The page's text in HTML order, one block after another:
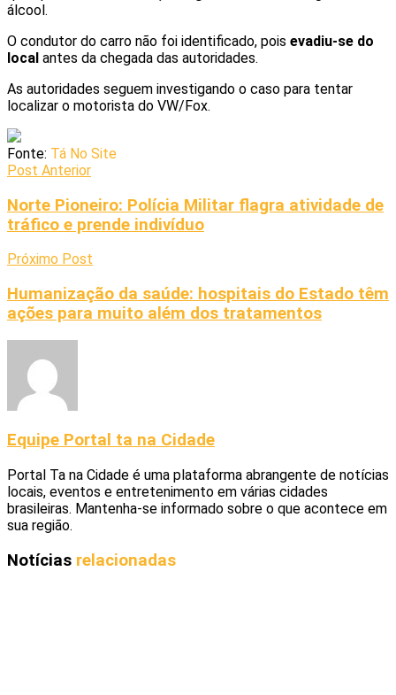
álcool.
O condutor do carro não foi identificado, pois evadiu-se do
local antes da chegada das autoridades.
As autoridades seguem investigando o caso para tentar
localizar o motorista do VW/Fox.
Fonte: Tá No Site
Post Anterior
Norte Pioneiro: Polícia Militar flagra atividade de
tráfico e prende indivíduo
Próximo Post
Humanização da saúde: hospitais do Estado têm
ações para muito além dos tratamentos
Equipe Portal ta na Cidade
Portal Ta na Cidade é uma plataforma abrangente de notícias
locais, eventos e entretenimento em várias cidades
brasileiras. Mantenha-se informado sobre o que acontece em
sua região.
Notícias relacionadas